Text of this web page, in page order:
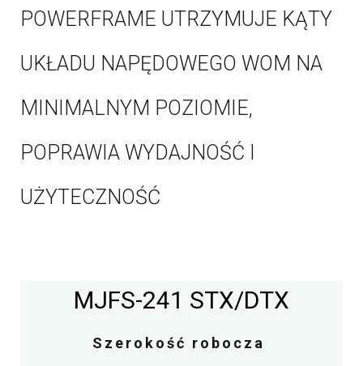
POWERFRAME UTRZYMUJE KĄTY
UKŁADU NAPĘDOWEGO WOM NA
MINIMALNYM POZIOMIE,
POPRAWIA WYDAJNOŚĆ I
UŻYTECZNOŚĆ
MJFS-241 STX/DTX
Szerokość robocza